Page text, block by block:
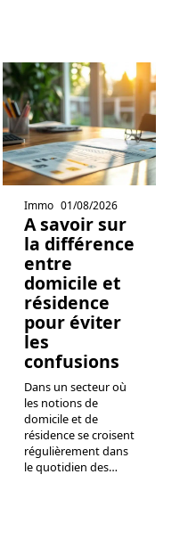
Immo 01/08/2026
A savoir sur
la différence
entre
domicile et
résidence
pour éviter
les
confusions
Dans un secteur où
les notions de
domicile et de
résidence se croisent
régulièrement dans
le quotidien des…